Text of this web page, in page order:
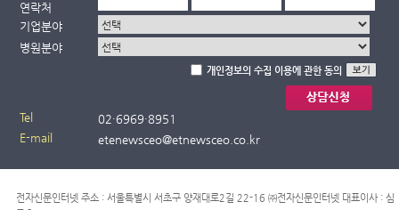
연락처
기업분야
병원분야
개인정보의 수집 이용에 관한 동의
Tel 02·6969·8951
E-mail
etenewsceo@etnewsceo.co.kr
전자신문인터넷 주소 : 서울특별시 서초구 양재대로2길 22-16 ㈜전자신문인터넷 대표이사 : 심